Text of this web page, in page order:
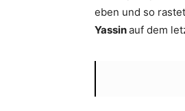
eben und so
Yassinauf dem